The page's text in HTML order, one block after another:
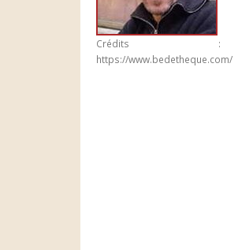
Crédits :
https://www.bedetheque.com/